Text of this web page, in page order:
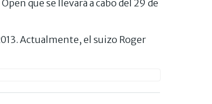
que se llevará a cabo del 29 de
Actualmente, el suizo Roger